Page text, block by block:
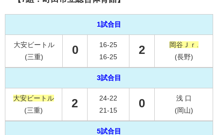
1試合目
大安ビートル
(三重)
0
16-25
16-25
2
岡谷Ｊｒ.
(長野)
3試合目
大安ビートル
(三重)
2
24-22
21-15
0
浅 口
(岡山)
5試合目